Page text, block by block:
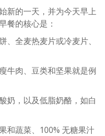
新的一天，并为今天早上
餐的核心是：
全麦热麦片或冷麦片、
肉、豆类和坚果就是例
，以及低脂奶酪，如白
蔬菜、100% 无糖果汁